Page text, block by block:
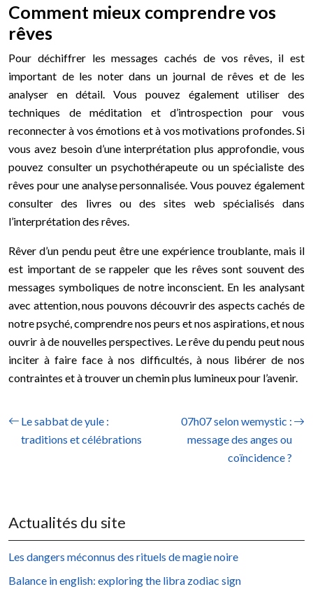
Comment mieux comprendre vos
rêves
Pour déchiffrer les messages cachés de vos rêves, il est
important de les noter dans un journal de rêves et de les
analyser en détail. Vous pouvez également utiliser des
techniques de méditation et d’introspection pour vous
reconnecter à vos émotions et à vos motivations profondes. Si
vous avez besoin d’une interprétation plus approfondie, vous
pouvez consulter un psychothérapeute ou un spécialiste des
rêves pour une analyse personnalisée. Vous pouvez également
consulter des livres ou des sites web spécialisés dans
l’interprétation des rêves.
Rêver d’un pendu peut être une expérience troublante, mais il
est important de se rappeler que les rêves sont souvent des
messages symboliques de notre inconscient. En les analysant
avec attention, nous pouvons découvrir des aspects cachés de
notre psyché, comprendre nos peurs et nos aspirations, et nous
ouvrir à de nouvelles perspectives. Le rêve du pendu peut nous
inciter à faire face à nos difficultés, à nous libérer de nos
contraintes et à trouver un chemin plus lumineux pour l’avenir.
Le sabbat de yule :
traditions et célébrations
07h07 selon wemystic :
message des anges ou
coïncidence ?
Actualités du site
Les dangers méconnus des rituels de magie noire
Balance in english: exploring the libra zodiac sign